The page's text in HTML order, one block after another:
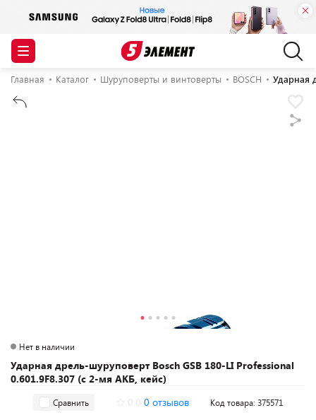
Главная Каталог Шуруповерты и винтоверты BOSCH Ударная
Ударная дрель-шуруповерт Bosch GSB 180-LI Professional
0.601.9F8.307 (с 2-мя АКБ, кейс)
Нет в наличии
Сравнить 0 отзывов Код товара: 375571